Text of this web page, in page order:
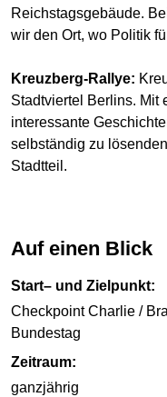
Reichstagsgebäude.
wir den Ort, wo Politik
Kreuzberg-Rallye:
Stadtviertel Berlins. Mit
interessante
selbständig zu
Stadtteil.
Auf einen Blick
Start– und Zielpunkt:
Checkpoint Charlie /
Bundestag
Zeitraum:
ganzjährig